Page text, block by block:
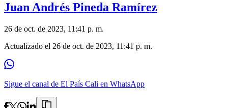
Juan Andrés Pineda Ramírez
26 de oct. de 2023, 11:41 p. m.
Actualizado el 26 de oct. de 2023, 11:41 p. m.
Sigue el canal de El País Cali en WhatsApp